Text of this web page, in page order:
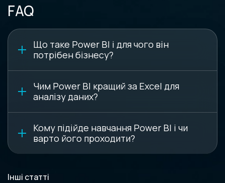
FAQ
Що таке Power BI і для чого він
потрібен бізнесу?
Чим Power BI кращий за Excel для
аналізу даних?
Кому підійде навчання Power BI і чи
варто його проходити?
Інші статті